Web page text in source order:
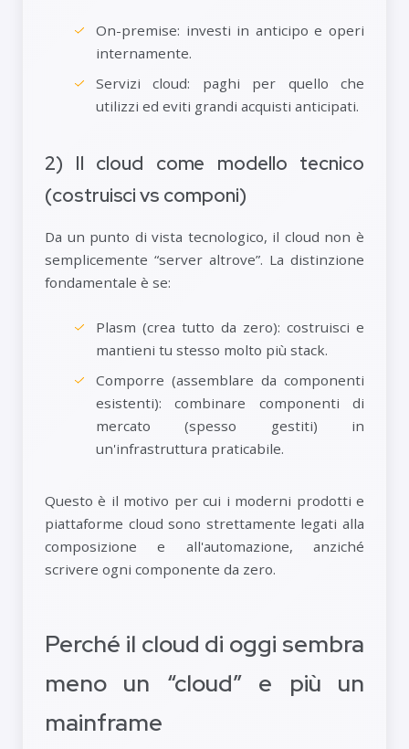
On-premise: investi in anticipo e operi
internamente.
Servizi cloud: paghi per quello che
utilizzi ed eviti grandi acquisti anticipati.
2) Il cloud come modello tecnico
(costruisci vs componi)
Da un punto di vista tecnologico, il cloud non è
semplicemente “server altrove”. La distinzione
fondamentale è se:
Plasm (crea tutto da zero): costruisci e
mantieni tu stesso molto più stack.
Comporre (assemblare da componenti
esistenti): combinare componenti di
mercato (spesso gestiti) in
un'infrastruttura praticabile.
Questo è il motivo per cui i moderni prodotti e
piattaforme cloud sono strettamente legati alla
composizione e all'automazione, anziché
scrivere ogni componente da zero.
Perché il cloud di oggi sembra
meno un “cloud” e più un
mainframe